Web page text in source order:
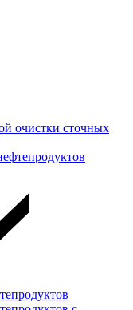
очистки сточных